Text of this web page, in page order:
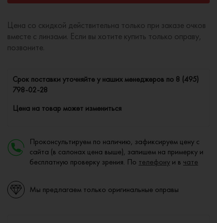
Цена со скидкой действительна только при заказе очков
вместе с линзами. Если вы хотите купить только оправу,
позвоните.
Cрок поставки уточняйте у наших менеджеров по 8 (495)
798-02-28
Цена на товар может измениться
Проконсультируем по наличию, зафиксируем цену с
сайта (в салонах цена выше), запишем на примерку и
бесплатную проверку зрения. По телефону и в чате
Мы предлагаем только оригинальные оправы